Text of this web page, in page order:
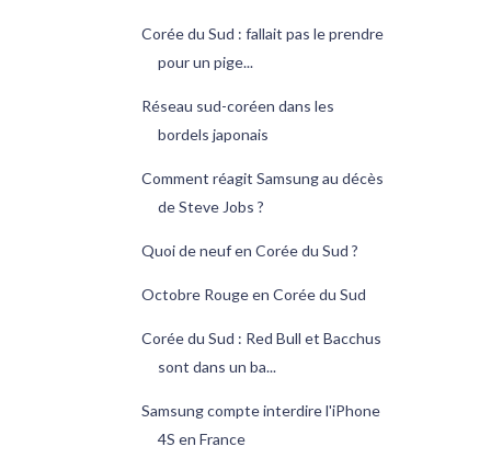
Corée du Sud : fallait pas le prendre
pour un pige...
Réseau sud-coréen dans les
bordels japonais
Comment réagit Samsung au décès
de Steve Jobs ?
Quoi de neuf en Corée du Sud ?
Octobre Rouge en Corée du Sud
Corée du Sud : Red Bull et Bacchus
sont dans un ba...
Samsung compte interdire l'iPhone
4S en France